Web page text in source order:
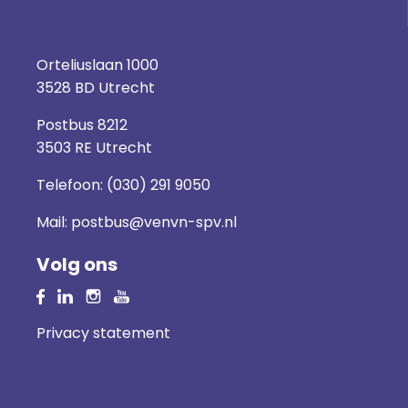
Orteliuslaan 1000
3528 BD Utrecht
Postbus 8212
3503 RE Utrecht
Telefoon: (030) 291 9050
Mail: postbus@venvn-spv.nl
Volg ons
Privacy statement